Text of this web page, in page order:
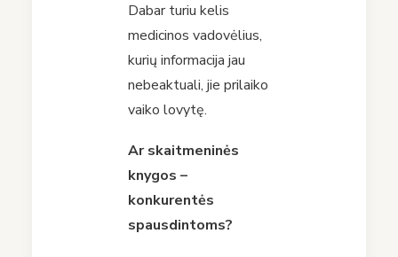
Dabar turiu kelis
medicinos vadovėlius,
kurių informacija jau
nebeaktuali, jie prilaiko
vaiko lovytę.
Ar skaitmeninės
knygos –
konkurentės
spausdintoms?